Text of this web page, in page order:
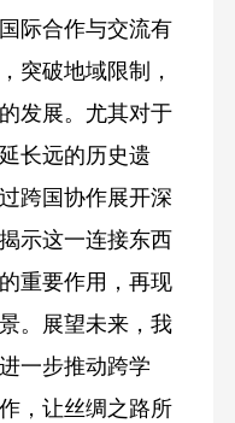
际合作与交流有
突破地域限制，
发展。尤其对于
长远的历史遗
跨国协作展开深
示这一连接东西
重要作用，再现
。展望未来，我
一步推动跨学
，让丝绸之路所